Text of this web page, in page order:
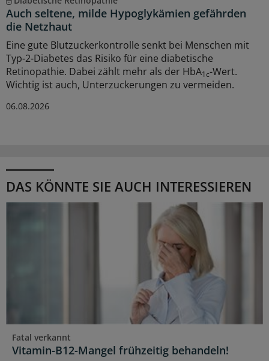
Auch seltene, milde Hypoglykämien gefährden
die Netzhaut
Eine gute Blutzuckerkontrolle senkt bei Menschen mit
Typ-2-Diabetes das Risiko für eine diabetische
Retinopathie. Dabei zählt mehr als der HbA1c-Wert.
Wichtig ist auch, Unterzuckerungen zu vermeiden.
06.08.2026
DAS KÖNNTE SIE AUCH INTERESSIEREN
Fatal verkannt
Vitamin-B12-Mangel frühzeitig behandeln!